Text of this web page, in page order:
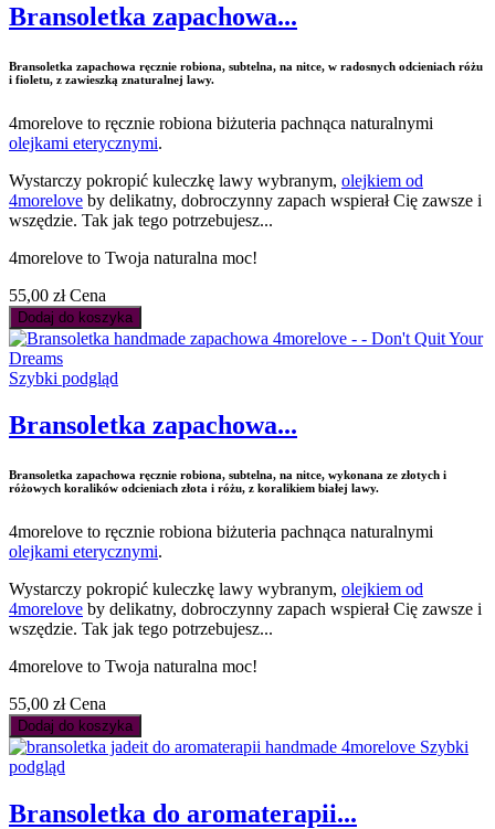
Bransoletka zapachowa...
Bransoletka zapachowa ręcznie robiona, subtelna, na nitce, w radosnych odcieniach różu
i fioletu, z zawieszką znaturalnej lawy.
4morelove to ręcznie robiona biżuteria pachnąca naturalnymi
olejkami eterycznymi.
Wystarczy pokropić kuleczkę lawy wybranym, olejkiem od
4morelove by delikatny, dobroczynny zapach wspierał Cię zawsze i
wszędzie. Tak jak tego potrzebujesz...
4morelove to Twoja naturalna moc!
55,00 zł Cena
Dodaj do koszyka
Szybki podgląd
Bransoletka zapachowa...
Bransoletka zapachowa ręcznie robiona, subtelna, na nitce, wykonana ze złotych i
różowych koralików odcieniach złota i różu, z koralikiem białej lawy.
4morelove to ręcznie robiona biżuteria pachnąca naturalnymi
olejkami eterycznymi.
Wystarczy pokropić kuleczkę lawy wybranym, olejkiem od
4morelove by delikatny, dobroczynny zapach wspierał Cię zawsze i
wszędzie. Tak jak tego potrzebujesz...
4morelove to Twoja naturalna moc!
55,00 zł Cena
Dodaj do koszyka
Szybki
podgląd
Bransoletka do aromaterapii...